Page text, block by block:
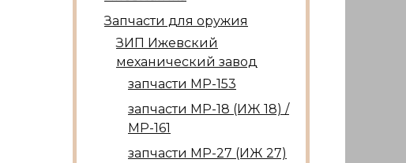
Запчасти для оружия
ЗИП Ижевский
механический завод
запчасти МР-153
запчасти МР-18 (ИЖ 18) /
МР-161
запчасти МР-27 (ИЖ 27)